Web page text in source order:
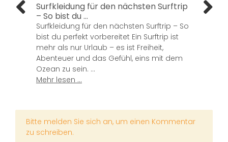
Surfkleidung für den nächsten Surftrip
– So bist du ...
Surfkleidung für den nächsten Surftrip – So
bist du perfekt vorbereitet Ein Surftrip ist
mehr als nur Urlaub – es ist Freiheit,
Abenteuer und das Gefühl, eins mit dem
Ozean zu sein. ...
Mehr lesen ...
xBitte melden Sie sich an, um einen Kommentar
zu schreiben.